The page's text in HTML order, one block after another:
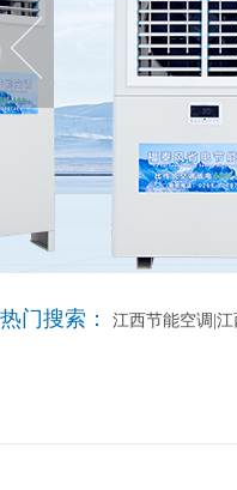
热门搜索： 江西节能空调|